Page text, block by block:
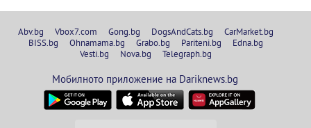
Abv.bg Vbox7.com Gong.bg DogsAndCats.bg
CarMarket.bg
BISS.bg
Ohnamama.bg Grabo.bg Pariteni.bg
Edna.bg
Vesti.bg
Nova.bg Telegraph.bg
Мобилното приложение на Dariknews.bg